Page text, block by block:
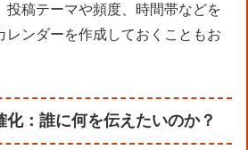
投稿テーマや頻度、時間帯などを
レンダーを作成しておくこともお
化：誰に何を伝えたいのか？